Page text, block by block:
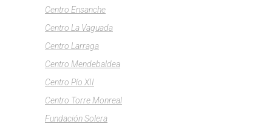
Centro Ensanche
Centro La Vaguada
Centro Larraga
Centro Mendebaldea
Centro Pío XII
Centro Torre Monreal
Fundación Solera